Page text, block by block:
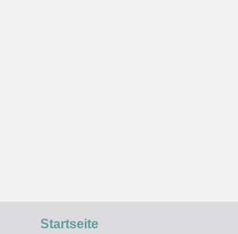
Startseite